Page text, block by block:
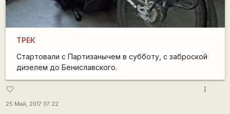
ТРЕК
Стартовали с Партизанычем в субботу, с заброской
дизелем до Бениславского.
favorite_border
25 Май, 2017 07:22
more_vert